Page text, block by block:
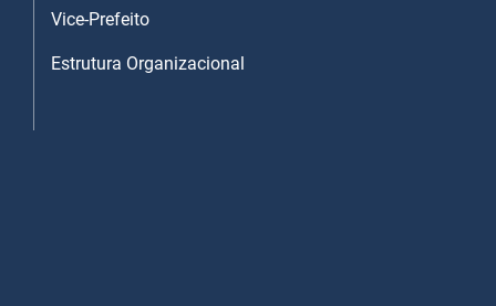
Vice-Prefeito
Estrutura Organizacional